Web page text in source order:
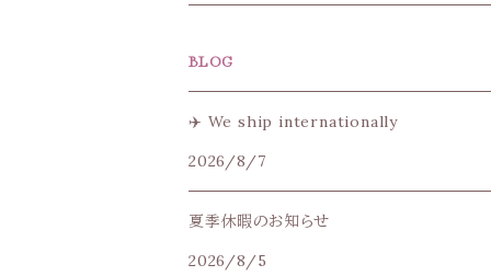
BLOG
✈️ We ship internationally
2026/8/7
夏季休暇のお知らせ
2026/8/5